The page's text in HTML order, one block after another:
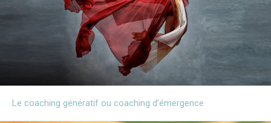
Le coaching génératif ou coaching d’émergence